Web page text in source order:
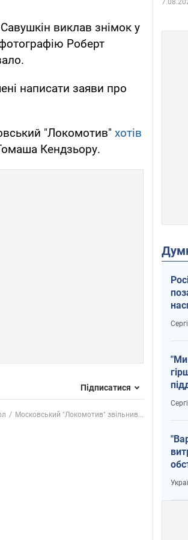
виклав знімок у
Роберт
написати заяви про
"Локомотив" хотів
Кендзьору.
Підписатися
Московський "Локомотив" звільнив...
"Ми